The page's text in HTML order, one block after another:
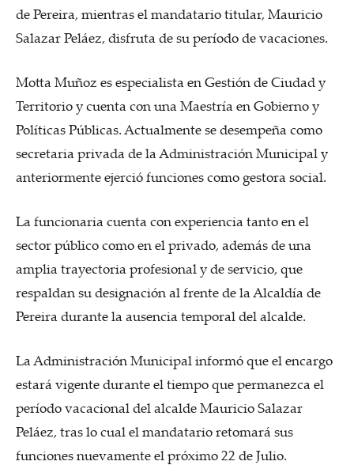
de Pereira, mientras el mandatario titular, Mauricio
Salazar Peláez, disfruta de su período de vacaciones.
Motta Muñoz es especialista en Gestión de Ciudad y
Territorio y cuenta con una Maestría en Gobierno y
Políticas Públicas. Actualmente se desempeña como
secretaria privada de la Administración Municipal y
anteriormente ejerció funciones como gestora social.
La funcionaria cuenta con experiencia tanto en el
sector público como en el privado, además de una
amplia trayectoria profesional y de servicio, que
respaldan su designación al frente de la Alcaldía de
Pereira durante la ausencia temporal del alcalde.
La Administración Municipal informó que el encargo
estará vigente durante el tiempo que permanezca el
período vacacional del alcalde Mauricio Salazar
Peláez, tras lo cual el mandatario retomará sus
funciones nuevamente el próximo 22 de Julio.